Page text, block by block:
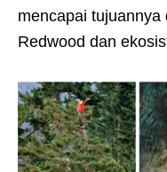
mencapai
Redwood dan